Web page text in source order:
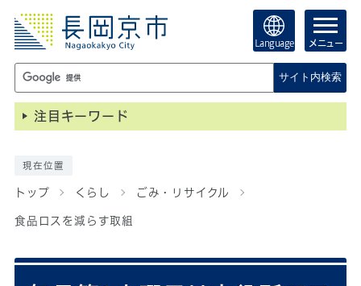
Language メニュー
サイト内検索
注目キーワード
現在位置
トップ くらし ごみ・リサイクル
食品ロスを減らす取組